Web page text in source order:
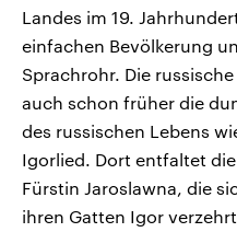
Landes im 19.
einfachen Bevölkerung
Sprachrohr. Die
auch schon früher die
des russischen Lebens
Igorlied. Dort entfaltet
Fürstin Jaroslawna, die
ihren Gatten Igor